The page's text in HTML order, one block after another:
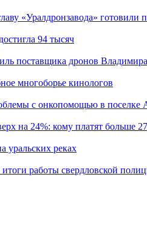
«Уралдронзавода» готовили
94 тысяч
поставщика дронов
многоборье кинологов
с онкопомощью в поселке
на 24%: кому платят больше
уральских реках
работы свердловской